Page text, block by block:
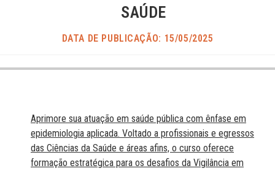
SAÚDE
DATA DE PUBLICAÇÃO: 15/05/2025
Aprimore sua atuação em saúde pública com ênfase em
epidemiologia aplicada. Voltado a profissionais e egressos
das Ciências da Saúde e áreas afins, o curso oferece
formação estratégica para os desafios da Vigilância em